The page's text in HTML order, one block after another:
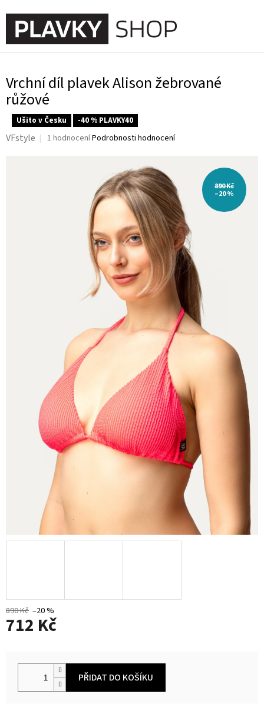
na
obsah
Vrchní díl plavek Alison žebrované
růžové
Ušito v Česku -40 % PLAVKY40
Průměrné
1 hodnoceníPodrobnosti hodnocení
VFstyle
890 Kč
–20 %
890 Kč –20 %
712 Kč
PŘIDAT DO KOŠÍKU